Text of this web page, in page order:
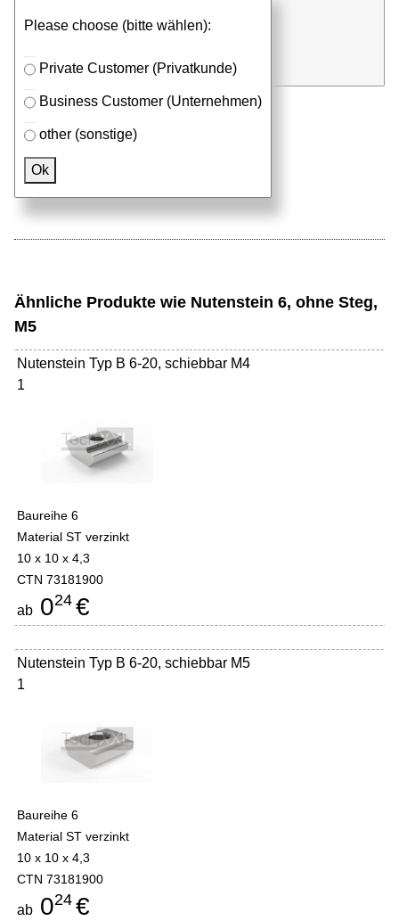
Please choose (bitte wählen):
Private Customer (Privatkunde)
Business Customer (Unternehmen)
other (sonstige)
Ok
⮮
Stk. in Anfrageliste
Passendes Zubehör
Aluprofile
Ähnliche Produkte wie Nutenstein 6, ohne Steg,
M5
Nutenstein Typ B 6-20, schiebbar M4
1
Baureihe 6
Material ST verzinkt
10 x 10 x 4,3
CTN 73181900
ab 024 €
Nutenstein Typ B 6-20, schiebbar M5
1
Baureihe 6
Material ST verzinkt
10 x 10 x 4,3
CTN 73181900
ab 024 €